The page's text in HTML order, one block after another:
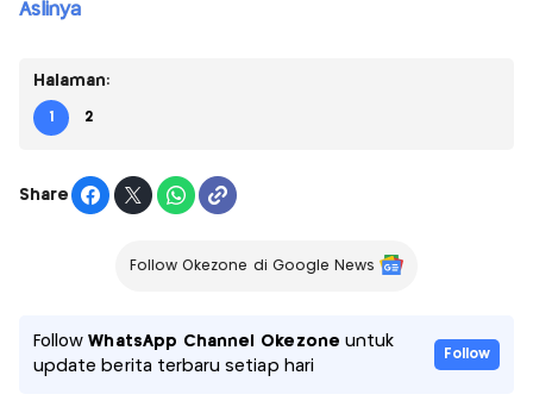
Aslinya
Halaman:
1 2
Share
Follow Okezone di Google News
FollowWhatsApp Channel Okezone untuk
update berita terbaru setiap hari
Follow